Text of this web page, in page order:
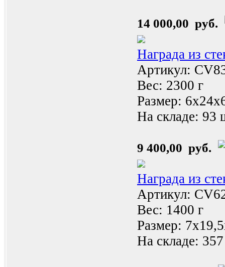
14 000,00 руб.
Награда из
Артикул:
Вес: 2300 г
Размер:
На складе: 93
9 400,00 руб.
Награда из
Артикул:
Вес: 1400 г
Размер:
На складе: